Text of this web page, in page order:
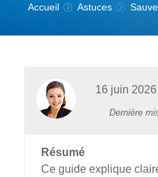
Vous êtes ici :
Accueil Astuces
16 juin 2026
Dernière
Résumé
Ce guide explique